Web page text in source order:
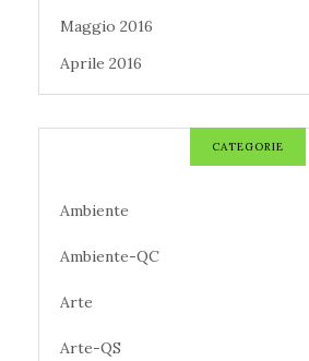
Maggio 2016
Aprile 2016
CATEGORIE
Ambiente
Ambiente-QC
Arte
Arte-QS